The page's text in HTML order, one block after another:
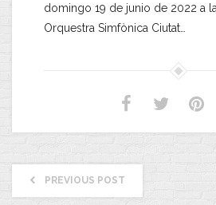
domingo 19 de junio de 2022 a
Orquestra Simfònica Ciutat…
PREVIOUS POST